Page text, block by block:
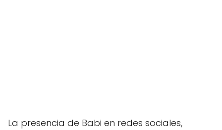
La presencia de Babi en redes sociales,